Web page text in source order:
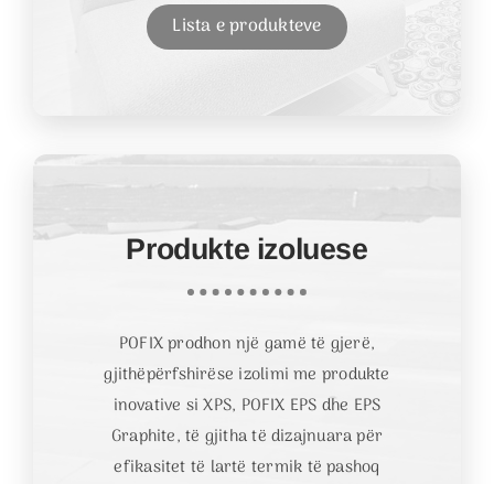
Lista e produkteve
Produkte izoluese
POFIX prodhon një gamë të gjerë,
gjithëpërfshirëse izolimi me produkte
inovative si XPS, POFIX EPS dhe EPS
Graphite, të gjitha të dizajnuara për
efikasitet të lartë termik të pashoq